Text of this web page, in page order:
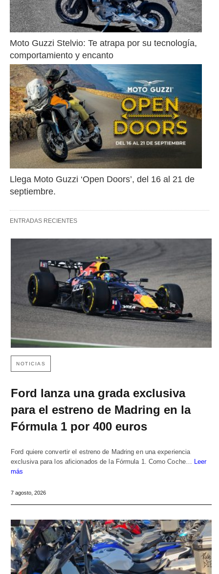
Moto Guzzi Stelvio: Te atrapa por su tecnología,
comportamiento y encanto
Llega Moto Guzzi ‘Open Doors’, del 16 al 21 de
septiembre.
ENTRADAS RECIENTES
NOTICIAS
Ford lanza una grada exclusiva
para el estreno de Madring en la
Fórmula 1 por 400 euros
Ford quiere convertir el estreno de Madring en una experiencia
exclusiva para los aficionados de la Fórmula 1. Como Coche… Leer
más
7 agosto, 2026